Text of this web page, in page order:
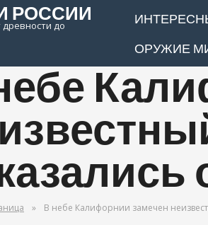
РОССИИ
древности до
ОРУЖИЕ
» В небе Калифорнии замечен